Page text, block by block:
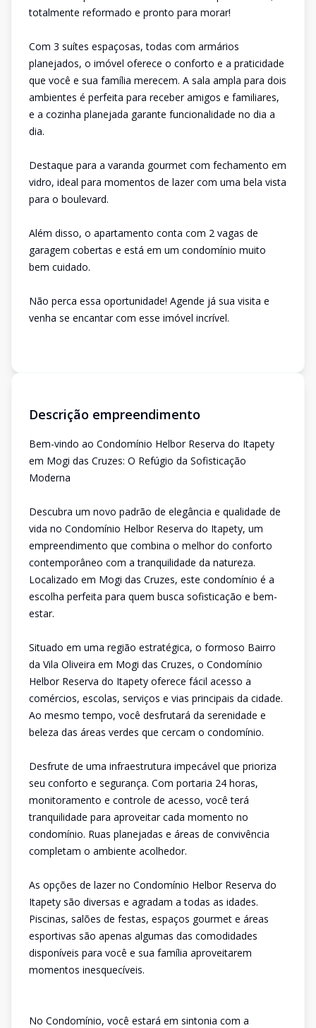
totalmente reformado e pronto para morar!
Com 3 suítes espaçosas, todas com armários
planejados, o imóvel oferece o conforto e a praticidade
que você e sua família merecem. A sala ampla para dois
ambientes é perfeita para receber amigos e familiares,
e a cozinha planejada garante funcionalidade no dia a
dia.
Destaque para a varanda gourmet com fechamento em
vidro, ideal para momentos de lazer com uma bela vista
para o boulevard.
Além disso, o apartamento conta com 2 vagas de
garagem cobertas e está em um condomínio muito
bem cuidado.
Não perca essa oportunidade! Agende já sua visita e
venha se encantar com esse imóvel incrível.
Descrição empreendimento
Bem-vindo ao Condomínio Helbor Reserva do Itapety
em Mogi das Cruzes: O Refúgio da Sofisticação
Moderna
Descubra um novo padrão de elegância e qualidade de
vida no Condomínio Helbor Reserva do Itapety, um
empreendimento que combina o melhor do conforto
contemporâneo com a tranquilidade da natureza.
Localizado em Mogi das Cruzes, este condomínio é a
escolha perfeita para quem busca sofisticação e bem-
estar.
Situado em uma região estratégica, o formoso Bairro
da Vila Oliveira em Mogi das Cruzes, o Condomínio
Helbor Reserva do Itapety oferece fácil acesso a
comércios, escolas, serviços e vias principais da cidade.
Ao mesmo tempo, você desfrutará da serenidade e
beleza das áreas verdes que cercam o condomínio.
Desfrute de uma infraestrutura impecável que prioriza
seu conforto e segurança. Com portaria 24 horas,
monitoramento e controle de acesso, você terá
tranquilidade para aproveitar cada momento no
condomínio. Ruas planejadas e áreas de convivência
completam o ambiente acolhedor.
As opções de lazer no Condomínio Helbor Reserva do
Itapety são diversas e agradam a todas as idades.
Piscinas, salões de festas, espaços gourmet e áreas
esportivas são apenas algumas das comodidades
disponíveis para você e sua família aproveitarem
momentos inesquecíveis.
No Condomínio, você estará em sintonia com a